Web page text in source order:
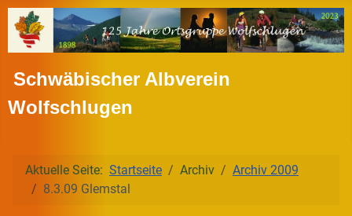
Schwäbischer Albverein
Wolfschlugen
Aktuelle Seite: Startseite Archiv
Archiv 2009
8.3.09 Glemstal